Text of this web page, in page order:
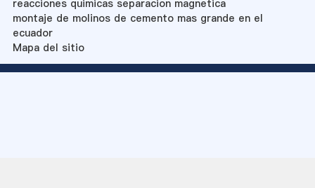
reacciones quimicas separacion magnetica
montaje de molinos de cemento mas grande en el
ecuador
Mapa del sitio